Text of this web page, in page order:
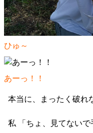
ひゅ～
あーっ！！
本当に、まったく破れ
私 「ちょ、見てないで